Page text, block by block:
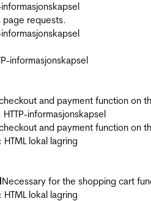
informasjonskapsel
page requests.
informasjonskapsel
informasjonskapsel
and payment function on
HTTP-informasjonskapsel
and payment function on
: HTML lokal lagring
Necessary for the shopping cart
: HTML lokal lagring